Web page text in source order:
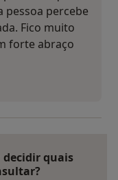
pessoa percebe
Fico muito
forte abraço
decidir quais